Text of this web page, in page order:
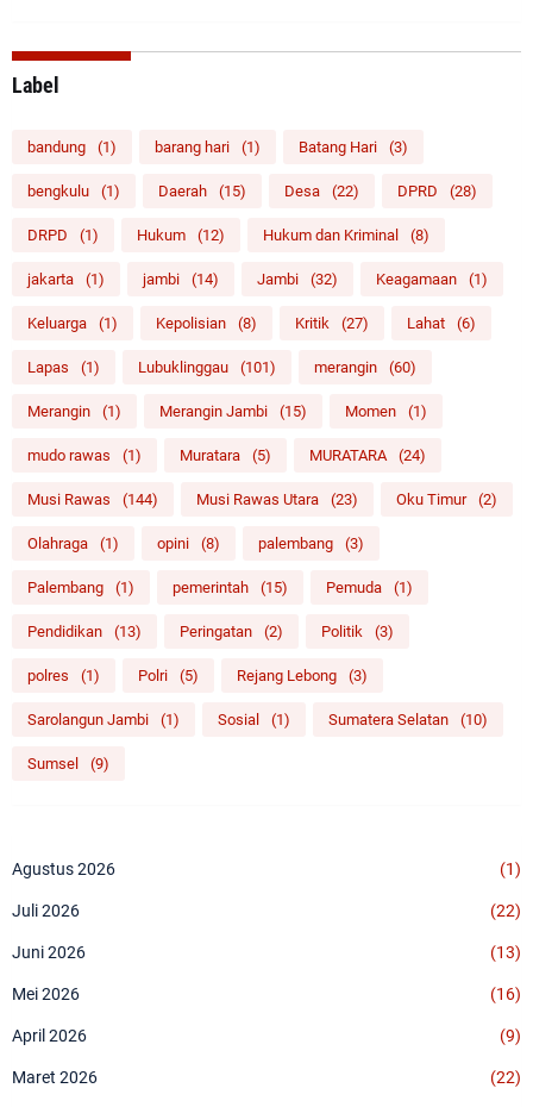
Label
bandung (1) barang hari (1) Batang Hari (3)
bengkulu (1) Daerah (15) Desa (22) DPRD (28)
DRPD (1) Hukum (12) Hukum dan Kriminal (8)
jakarta (1) jambi (14) Jambi (32) Keagamaan (1)
Keluarga (1) Kepolisian (8) Kritik (27) Lahat (6)
Lapas (1) Lubuklinggau (101) merangin (60)
Merangin (1) Merangin Jambi (15) Momen (1)
mudo rawas (1) Muratara (5) MURATARA (24)
Musi Rawas (144) Musi Rawas Utara (23) Oku Timur (2)
Olahraga (1) opini (8) palembang (3)
Palembang (1) pemerintah (15) Pemuda (1)
Pendidikan (13) Peringatan (2) Politik (3)
polres (1) Polri (5) Rejang Lebong (3)
Sarolangun Jambi (1) Sosial (1) Sumatera Selatan (10)
Sumsel (9)
Agustus 2026 (1)
Juli 2026 (22)
Juni 2026 (13)
Mei 2026 (16)
April 2026 (9)
Maret 2026 (22)